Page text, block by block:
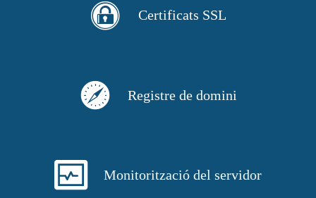
Certificats SSL
Registre de domini
Monitorització del servidor